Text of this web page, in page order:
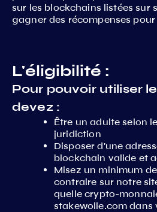
sur les blockchains listées sur
gagner des récompenses
L'éligibilité :
Pour pouvoir utiliser
devez :
Être un adulte selon
juridiction
Disposer d'une
blockchain valide et
Misez un minimum
contraire sur notre
quelle crypto-
stakewolle.com dans